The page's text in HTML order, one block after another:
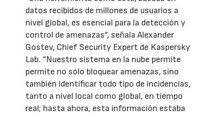
datos recibidos de millones de usuarios a
nivel global, es esencial para la detección y
control de amenazas”, señala Alexander
Gostev, Chief Security Expert de Kaspersky
Lab. “Nuestro sistema en la nube permite
permite no sólo bloquear amenazas, sino
también identificar todo tipo de incidencias,
tanto a nivel local como global, en tiempo
real; hasta ahora, esta información estaba